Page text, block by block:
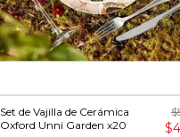
Set de Vajilla de Cerámica
Oxford Unni Garden x20